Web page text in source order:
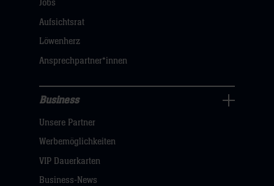
hier
Jobs
Aufsichtsrat
Löwenherz
Ansprechpartner*innen
Navigation
öffnen,
dann
klicken
Business
Unsere Partner
Werbemöglichkeiten
VIP Dauerkarten
Business-News